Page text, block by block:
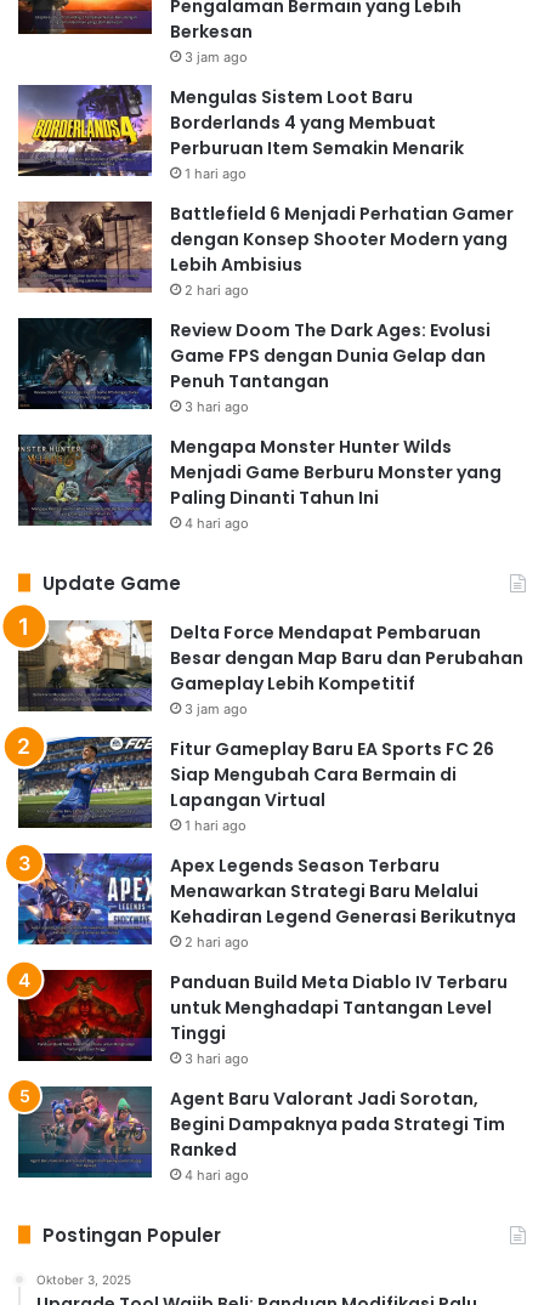
Pengalaman Bermain yang Lebih
Berkesan
3 jam ago
Mengulas Sistem Loot Baru
Borderlands 4 yang Membuat
Perburuan Item Semakin Menarik
1 hari ago
Battlefield 6 Menjadi Perhatian Gamer
dengan Konsep Shooter Modern yang
Lebih Ambisius
2 hari ago
Review Doom The Dark Ages: Evolusi
Game FPS dengan Dunia Gelap dan
Penuh Tantangan
3 hari ago
Mengapa Monster Hunter Wilds
Menjadi Game Berburu Monster yang
Paling Dinanti Tahun Ini
4 hari ago
Update Game
Delta Force Mendapat Pembaruan
Besar dengan Map Baru dan Perubahan
Gameplay Lebih Kompetitif
3 jam ago
Fitur Gameplay Baru EA Sports FC 26
Siap Mengubah Cara Bermain di
Lapangan Virtual
1 hari ago
Apex Legends Season Terbaru
Menawarkan Strategi Baru Melalui
Kehadiran Legend Generasi Berikutnya
2 hari ago
Panduan Build Meta Diablo IV Terbaru
untuk Menghadapi Tantangan Level
Tinggi
3 hari ago
Agent Baru Valorant Jadi Sorotan,
Begini Dampaknya pada Strategi Tim
Ranked
4 hari ago
Postingan Populer
Oktober 3, 2025